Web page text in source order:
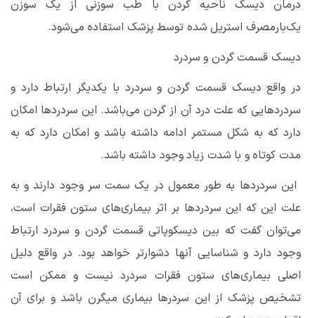
درمان دیسک ناحیه گردن با طب سوزنی از یک سوزن
یک‌بارمصرف استریل شده توسط پزشک استفاده می‌شود.
دیسک قسمت گردن و سردرد
در واقع دیسک قسمت گردن و سردرد با یکدیگر ارتباط دارد و
سردردهایی که علت درد آن از گردن می‌باشد. این سردردها امکان
دارد که به شکل مستمر ادامه داشته باشد و امکان دارد که به
مدت کوتاه و با شدت زیاد وجود داشته باشد.
این سردردها به طور معمول در یک سمت سر وجود دارند و به
علت این که این سردردها بر اثر بیماری‌های ستون فقرات است،
می‌توان گفت که بین دیسکوپاتی قسمت گردن و سردرد ارتباط
وجود دارد و شناسایی آنها دشوارتر خواهد بود. در واقع دلیل
اصلی بیماری‌های ستون فقرات سردرد نیست و ممکن است
تشخیص پزشک از این سردرها بیماری میگرن باشد و برای آن